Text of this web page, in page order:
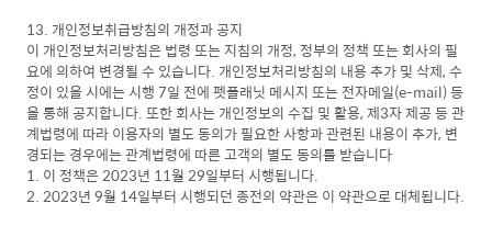
13. 개인정보취급방침의 개정과 공지
이 개인정보처리방침은 법령 또는 지침의 개정, 정부의 정책 또는 회사의 필
요에 의하여 변경될 수 있습니다. 개인정보처리방침의 내용 추가 및 삭제, 수
정이 있을 시에는 시행 7일 전에 펫플래닛 메시지 또는 전자메일(e-mail) 등
을 통해 공지합니다. 또한 회사는 개인정보의 수집 및 활용, 제3자 제공 등 관
계법령에 따라 이용자의 별도 동의가 필요한 사항과 관련된 내용이 추가, 변
경되는 경우에는 관계법령에 따른 고객의 별도 동의를 받습니다
1. 이 정책은 2023년 11월 29일부터 시행됩니다.
2. 2023년 9월 14일부터 시행되던 종전의 약관은 이 약관으로 대체됩니다.